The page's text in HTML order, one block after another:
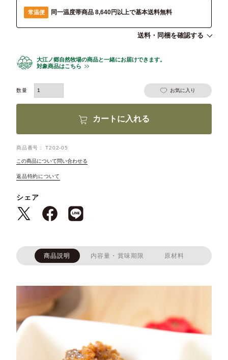
常温便 同一温度帯商品 8,640円以上で基本送料無料
送料・同梱を確認する
大江ノ郷自然牧場の商品と一緒にお届けできます。
対象商品はこちら
お気に入り
カートに入れる
商品番号 T202-05
この商品について問い合わせる
返品特約について
シェア
商品説明 内容量・賞味期限 原材料